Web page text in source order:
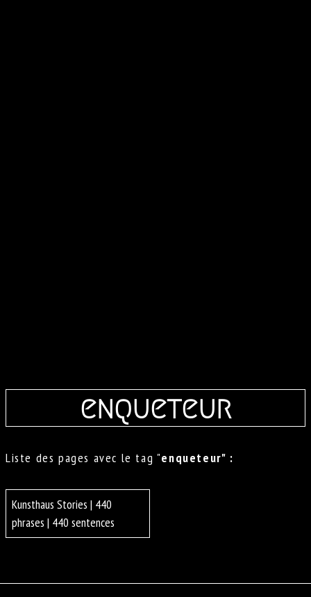
enqueteur
Liste des pages avec le tag "enqueteur" :
Kunsthaus Stories | 440
phrases | 440 sentences